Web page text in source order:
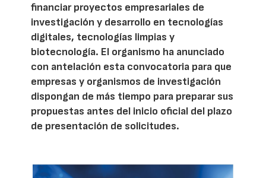
financiar proyectos empresariales de
investigación y desarrollo en tecnologías
digitales, tecnologías limpias y
biotecnología. El organismo ha anunciado
con antelación esta convocatoria para que
empresas y organismos de investigación
dispongan de más tiempo para preparar sus
propuestas antes del inicio oficial del plazo
de presentación de solicitudes.